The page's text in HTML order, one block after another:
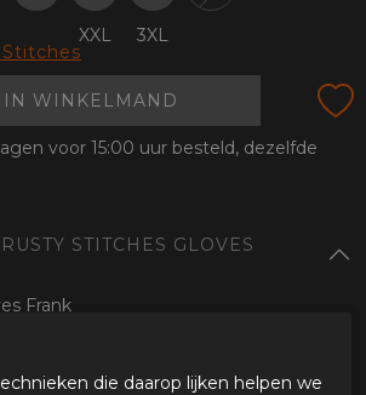
XXL 3XL
IN WINKELMAND
voor 15:00 uur besteld, dezelfde
STITCHES GLOVES
Frank
STITCHES GLOVES FRANK
die daarop lijken helpen we